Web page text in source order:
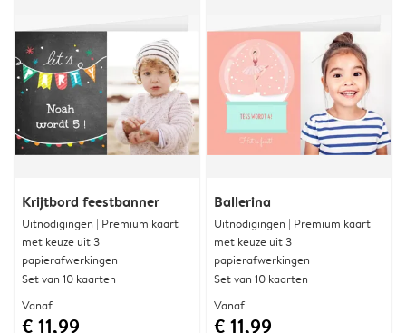
Krijtbord feestbanner
Uitnodigingen | Premium kaart
met keuze uit 3
papierafwerkingen
Set van 10 kaarten
Vanaf
€ 11,99
Ballerina
Uitnodigingen | Premium kaart
met keuze uit 3
papierafwerkingen
Set van 10 kaarten
Vanaf
€ 11,99